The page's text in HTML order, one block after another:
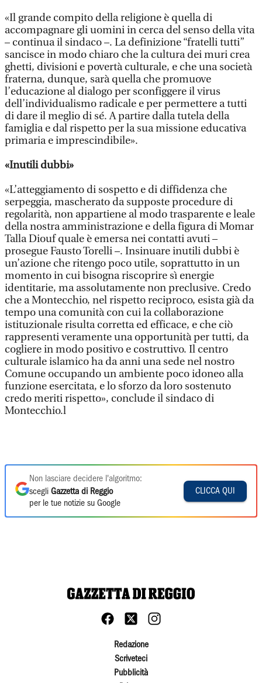
«Il grande compito della religione è quella di
accompagnare gli uomini in cerca del senso della vita
– continua il sindaco –. La definizione “fratelli tutti”
sancisce in modo chiaro che la cultura dei muri crea
ghetti, divisioni e povertà culturale, e che una società
fraterna, dunque, sarà quella che promuove
l’educazione al dialogo per sconfiggere il virus
dell’individualismo radicale e per permettere a tutti
di dare il meglio di sé. A partire dalla tutela della
famiglia e dal rispetto per la sua missione educativa
primaria e imprescindibile».
«Inutili dubbi»
«L’atteggiamento di sospetto e di diffidenza che
serpeggia, mascherato da supposte procedure di
regolarità, non appartiene al modo trasparente e leale
della nostra amministrazione e della figura di Momar
Talla Diouf quale è emersa nei contatti avuti –
prosegue Fausto Torelli –. Insinuare inutili dubbi è
un’azione che ritengo poco utile, soprattutto in un
momento in cui bisogna riscoprire sì energie
identitarie, ma assolutamente non preclusive. Credo
che a Montecchio, nel rispetto reciproco, esista già da
tempo una comunità con cui la collaborazione
istituzionale risulta corretta ed efficace, e che ciò
rappresenti veramente una opportunità per tutti, da
cogliere in modo positivo e costruttivo. Il centro
culturale islamico ha da anni una sede nel nostro
Comune occupando un ambiente poco idoneo alla
funzione esercitata, e lo sforzo da loro sostenuto
credo meriti rispetto», conclude il sindaco di
Montecchio.l
Non lasciare decidere l'algoritmo:
scegli Gazzetta di Reggio
per le tue notizie su Google
CLICCA QUI
Redazione
Scriveteci
Pubblicità